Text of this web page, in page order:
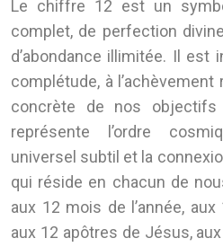
Le chiffre 12 est un
complet, de perfection
d’abondance illimitée. Il est
complétude, à
concrète de nos
représente l’ordre
universel subtil et la
qui réside en chacun de
aux 12 mois de l’année,
aux 12 apôtres de Jésus,